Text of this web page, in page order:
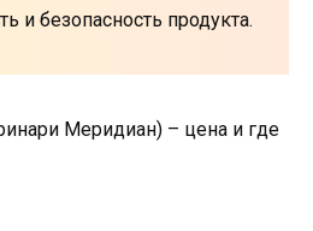
и безопасность продукта.